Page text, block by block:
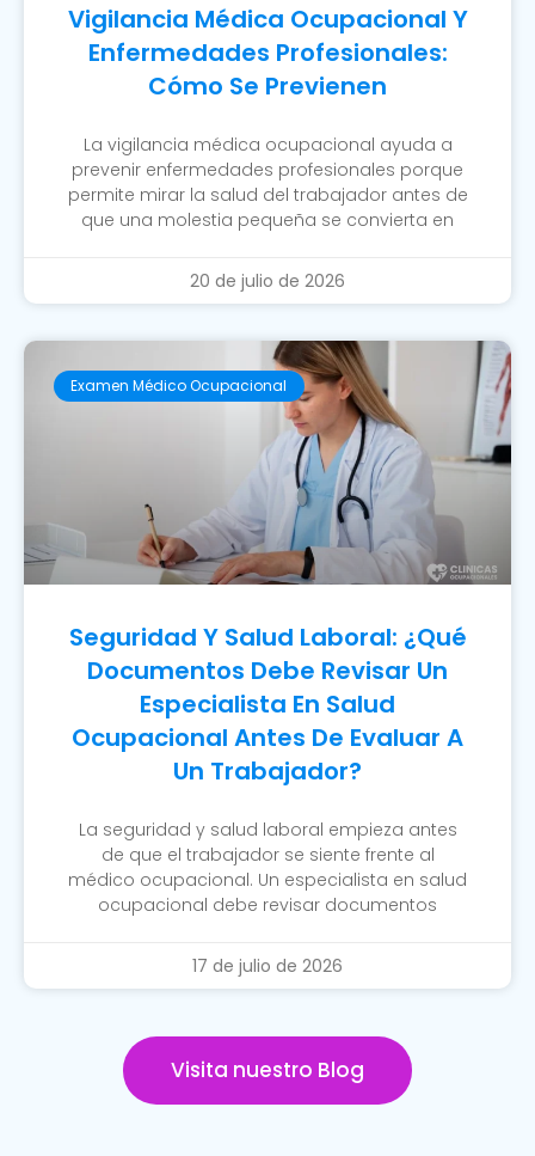
Vigilancia Médica Ocupacional Y
Enfermedades Profesionales:
Cómo Se Previenen
La vigilancia médica ocupacional ayuda a
prevenir enfermedades profesionales porque
permite mirar la salud del trabajador antes de
que una molestia pequeña se convierta en
20 de julio de 2026
Examen Médico Ocupacional
Seguridad Y Salud Laboral: ¿Qué
Documentos Debe Revisar Un
Especialista En Salud
Ocupacional Antes De Evaluar A
Un Trabajador?
La seguridad y salud laboral empieza antes
de que el trabajador se siente frente al
médico ocupacional. Un especialista en salud
ocupacional debe revisar documentos
17 de julio de 2026
Visita nuestro Blog